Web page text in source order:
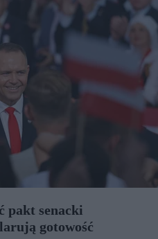
pakt senacki
gotowość